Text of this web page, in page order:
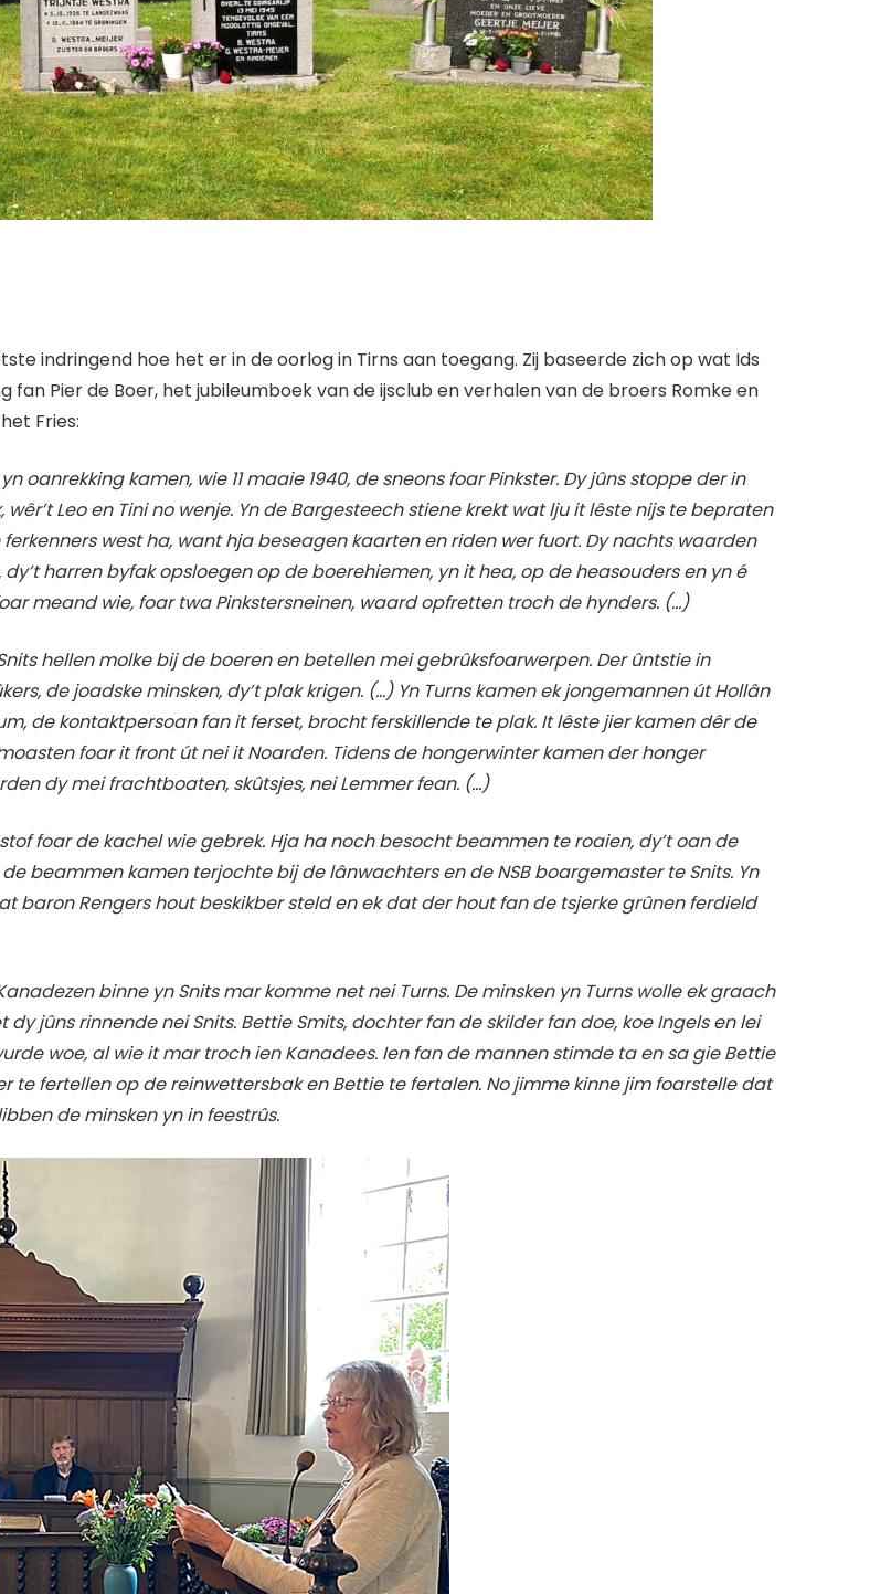
indringend hoe het er in de oorlog in Tirns aan toegang. Zij baseerde zich op wat Ids
Pier de Boer, het jubileumboek van de ijsclub en verhalen van de broers Romke en
Fries:
oanrekking kamen, wie 11 maaie 1940, de sneons foar Pinkster. Dy jûns stoppe der in
Leo en Tini no wenje. Yn de Bargesteech stiene krekt wat lju it lêste nijs te bepraten
west ha, want hja beseagen kaarten en riden wer fuort. Dy nachts waarden
harren byfak opsloegen op de boerehiemen, yn it hea, op de heasouders en yn é
meand wie, foar twa Pinkstersneinen, waard opfretten troch de hynders. (…)
hellen molke bij de boeren en betellen mei gebrûksfoarwerpen. Der ûntstie in
de joadske minsken, dy’t plak krigen. (…) Yn Turns kamen ek jongemannen út Hollân
de kontaktpersoan fan it ferset, brocht ferskillende te plak. It lêste jier kamen dêr de
foar it front út nei it Noarden. Tidens de hongerwinter kamen der honger
dy mei frachtboaten, skûtsjes, nei Lemmer fean. (…)
foar de kachel wie gebrek. Hja ha noch besocht beammen te roaien, dy’t oan de
beammen kamen terjochte bij de lânwachters en de NSB boargemaster te Snits. Yn
baron Rengers hout beskikber steld en ek dat der hout fan de tsjerke grûnen ferdield
binne yn Snits mar komme net nei Turns. De minsken yn Turns wolle ek graach
jûns rinnende nei Snits. Bettie Smits, dochter fan de skilder fan doe, koe Ingels en lei
woe, al wie it mar troch ien Kanadees. Ien fan de mannen stimde ta en sa gie Bettie
te fertellen op de reinwettersbak en Bettie te fertalen. No jimme kinne jim foarstelle dat
de minsken yn in feestrûs.